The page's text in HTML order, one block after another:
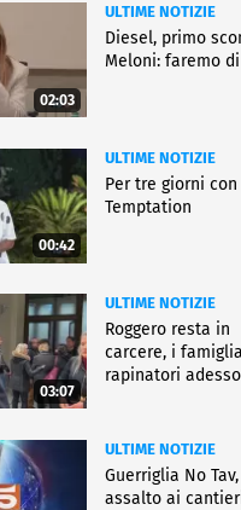
02:03
ULTIME NOTIZIE
Diesel, primo
Meloni: faremo
00:42
ULTIME NOTIZIE
Per tre giorni con
Temptation
03:07
ULTIME NOTIZIE
Roggero resta in
carcere, i
rapinatori adesso
ULTIME NOTIZIE
Guerriglia No Tav,
assalto ai